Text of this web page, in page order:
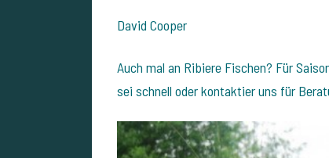
David Cooper
Auch mal an Ribiere Fischen? Für
sei schnell oder kontaktier uns für